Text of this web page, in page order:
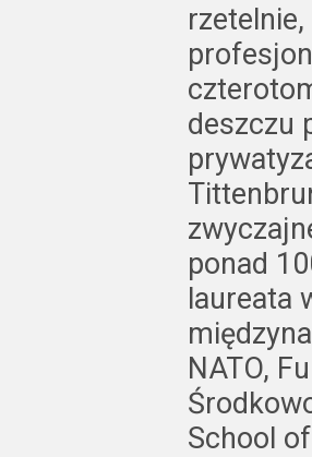
deszczu
ponad
laureata
NATO,
School